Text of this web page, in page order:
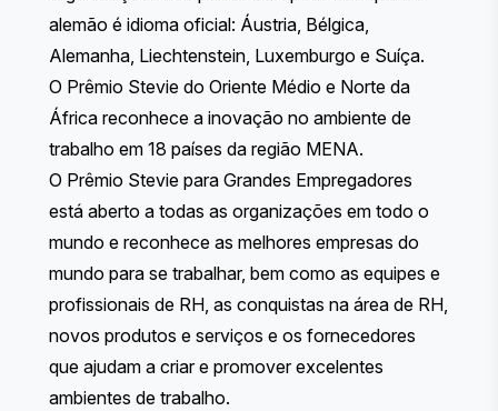
alemão é idioma oficial: Áustria, Bélgica,
Alemanha, Liechtenstein, Luxemburgo e Suíça.
O Prêmio Stevie do Oriente Médio e Norte da
África reconhece a inovação no ambiente de
trabalho em 18 países da região MENA.
O Prêmio Stevie para Grandes Empregadores
está aberto a todas as organizações em todo o
mundo e reconhece as melhores empresas do
mundo para se trabalhar, bem como as equipes e
profissionais de RH, as conquistas na área de RH,
novos produtos e serviços e os fornecedores
que ajudam a criar e promover excelentes
ambientes de trabalho.